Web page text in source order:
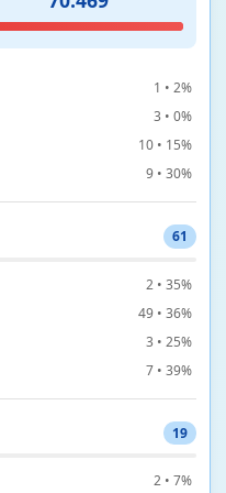
1 • 2%
3 • 0%
10 • 15%
9 • 30%
61
2 • 35%
49 • 36%
3 • 25%
7 • 39%
19
2 • 7%